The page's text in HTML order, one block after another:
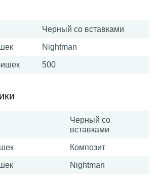
Черный со вставками
Nightman
500
Черный со
вставками
Композит
Nightman